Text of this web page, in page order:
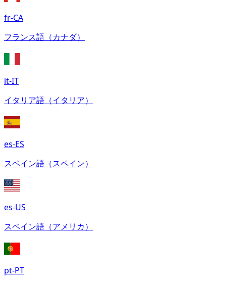
fr-CA
フランス語（カナダ）
it-IT
イタリア語（イタリア）
es-ES
スペイン語（スペイン）
es-US
スペイン語（アメリカ）
pt-PT